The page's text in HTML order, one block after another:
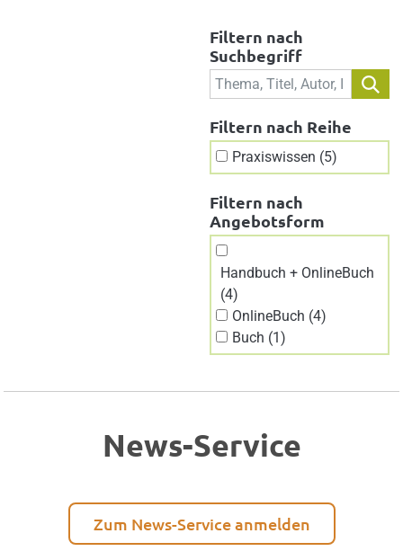
Filtern nach
Suchbegriff
Filtern nach Reihe
Praxiswissen (5)
Filtern nach
Angebotsform
Handbuch + OnlineBuch
(4)
OnlineBuch (4)
Buch (1)
News-Service
Zum News-Service anmelden